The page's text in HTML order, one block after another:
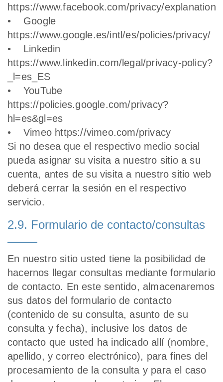
https://www.facebook.com/privacy/explanation
• Google
https://www.google.es/intl/es/policies/privacy/
• Linkedin
https://www.linkedin.com/legal/privacy-policy?
_l=es_ES
• YouTube
https://policies.google.com/privacy?
hl=es&gl=es
• Vimeo https://vimeo.com/privacy
Si no desea que el respectivo medio social
pueda asignar su visita a nuestro sitio a su
cuenta, antes de su visita a nuestro sitio web
deberá cerrar la sesión en el respectivo
servicio.
2.9. Formulario de contacto/consultas
En nuestro sitio usted tiene la posibilidad de
hacernos llegar consultas mediante formulario
de contacto. En este sentido, almacenaremos
sus datos del formulario de contacto
(contenido de su consulta, asunto de su
consulta y fecha), inclusive los datos de
contacto que usted ha indicado allí (nombre,
apellido, y correo electrónico), para fines del
procesamiento de la consulta y para el caso